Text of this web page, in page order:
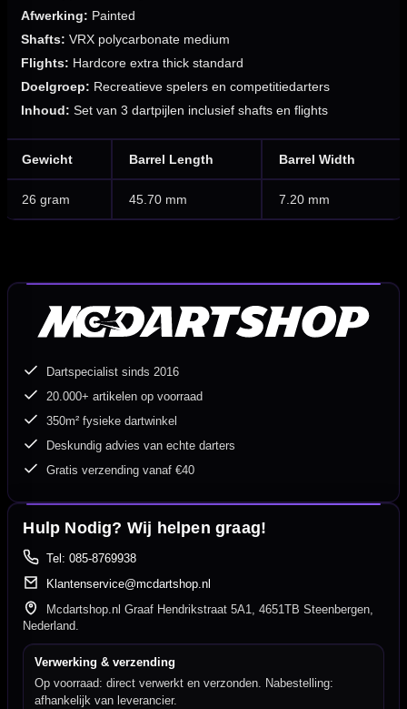
Afwerking: Painted
Shafts: VRX polycarbonate medium
Flights: Hardcore extra thick standard
Doelgroep: Recreatieve spelers en competitiedarters
Inhoud: Set van 3 dartpijlen inclusief shafts en flights
Gewicht Barrel Length Barrel Width
26 gram 45.70 mm 7.20 mm
Dartspecialist sinds 2016
20.000+ artikelen op voorraad
350m² fysieke dartwinkel
Deskundig advies van echte darters
Gratis verzending vanaf €40
Hulp Nodig? Wij helpen graag!
Tel: 085-8769938
Klantenservice@mcdartshop.nl
Mcdartshop.nl Graaf Hendrikstraat 5A1, 4651TB Steenbergen,
Nederland.
Verwerking & verzending
Op voorraad: direct verwerkt en verzonden. Nabestelling:
afhankelijk van leverancier.